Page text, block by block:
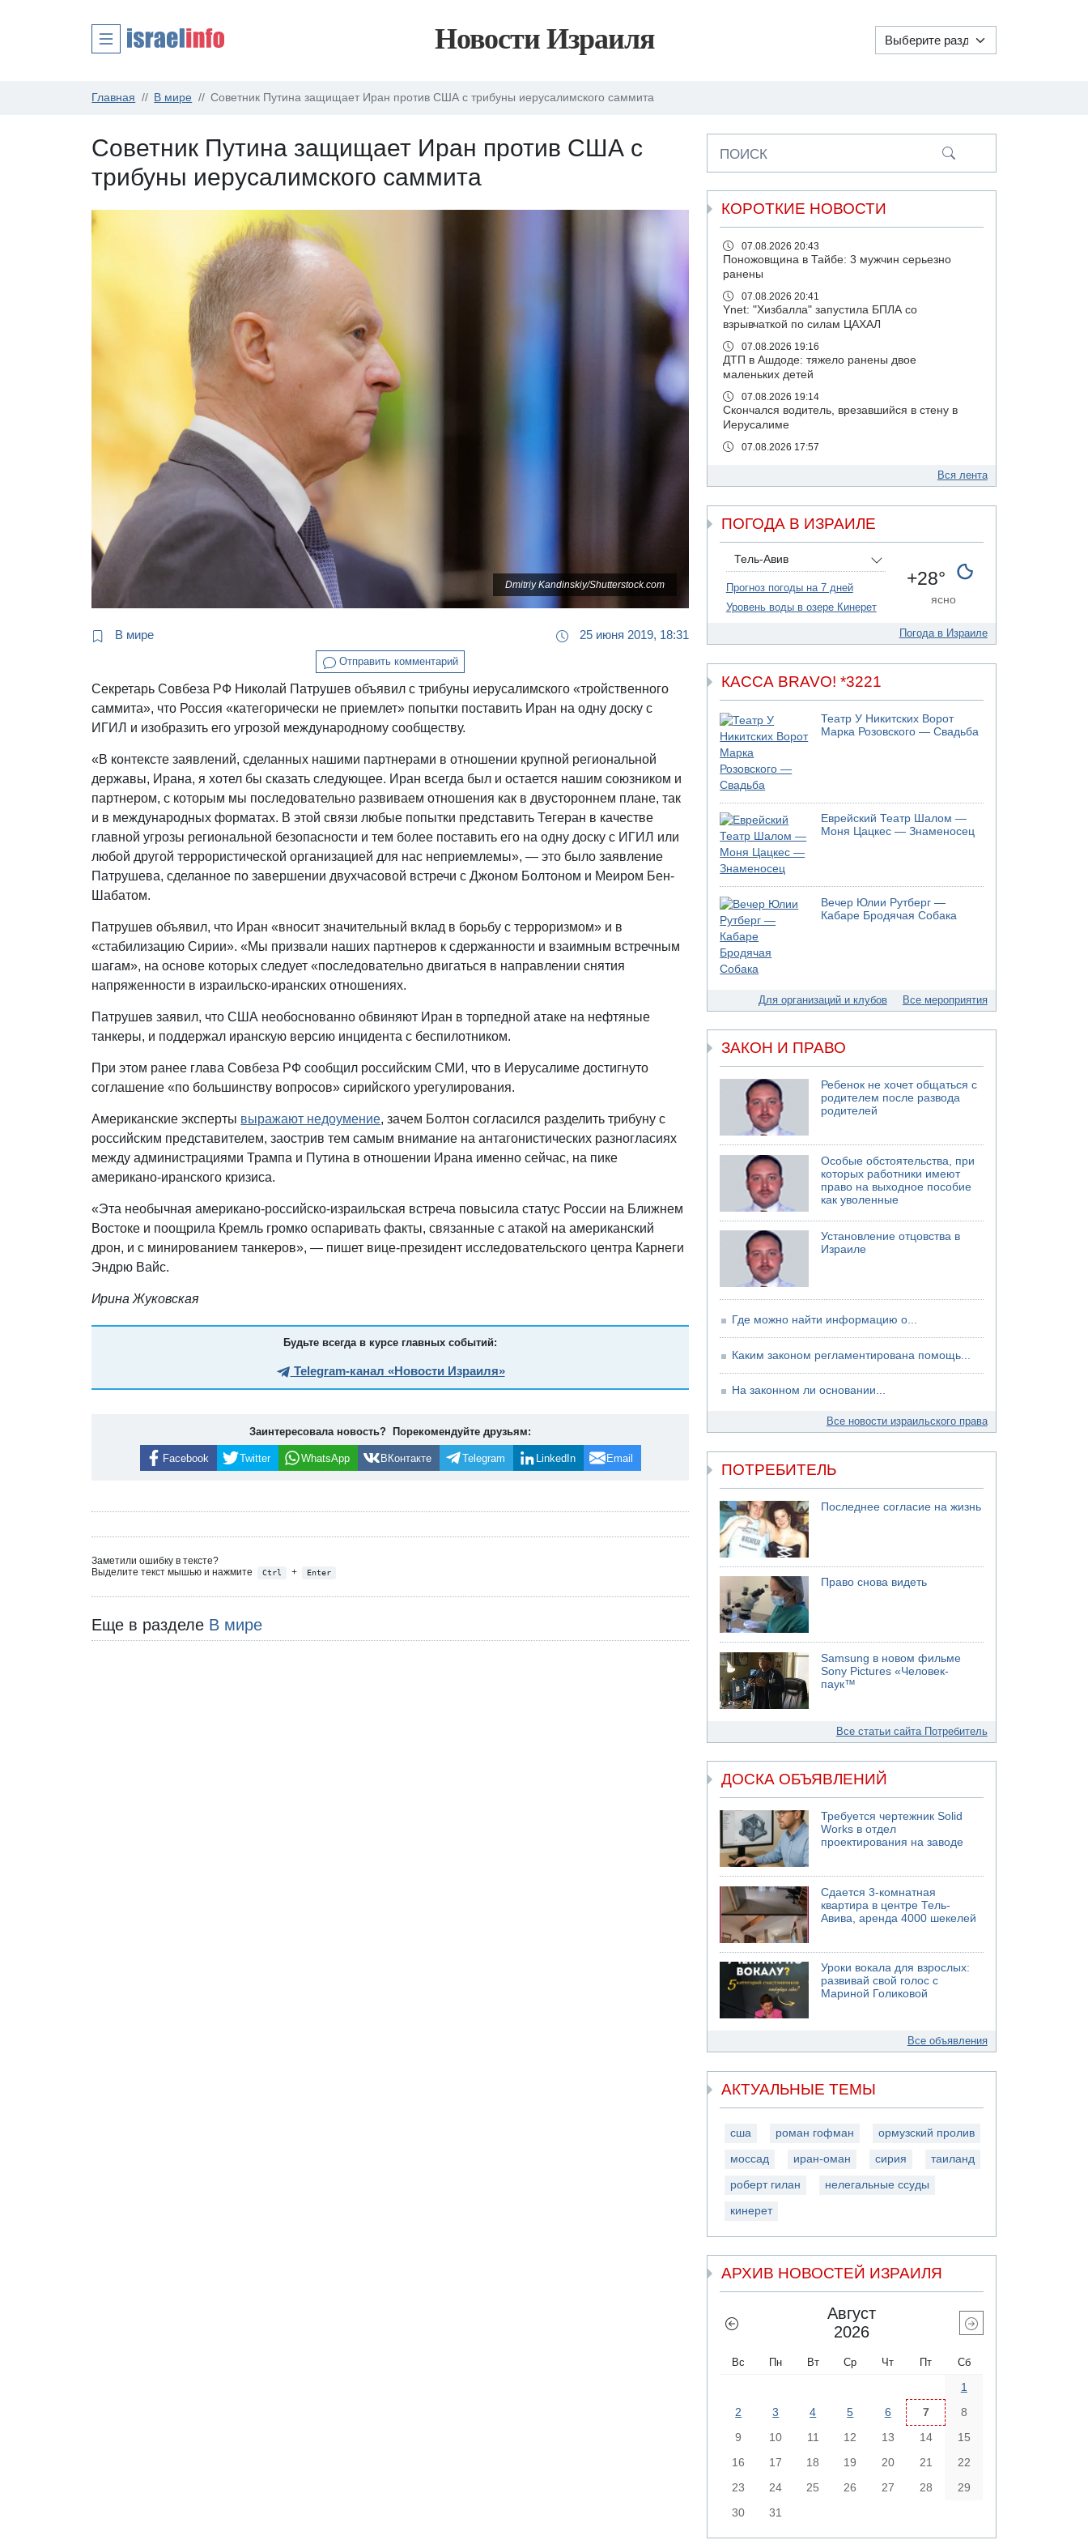
Новости Израиля
Главная В мире Советник Путина защищает Иран против США с трибуны иерусалимского саммита
Советник Путина защищает Иран против США с
трибуны иерусалимского саммита
Dmitriy Kandinskiy/Shutterstock.com
В мире 25 июня 2019, 18:31
Отправить комментарий
Секретарь Совбеза РФ Николай Патрушев объявил с трибуны иерусалимского «тройственного
саммита», что Россия «категорически не приемлет» попытки поставить Иран на одну доску с
ИГИЛ и изобразить его угрозой международному сообществу.
«В контексте заявлений, сделанных нашими партнерами в отношении крупной региональной
державы, Ирана, я хотел бы сказать следующее. Иран всегда был и остается нашим союзником и
партнером, с которым мы последовательно развиваем отношения как в двустороннем плане, так
и в международных форматах. В этой связи любые попытки представить Тегеран в качестве
главной угрозы региональной безопасности и тем более поставить его на одну доску с ИГИЛ или
любой другой террористической организацией для нас неприемлемы», — это было заявление
Патрушева, сделанное по завершении двухчасовой встречи с Джоном Болтоном и Меиром Бен-
Шабатом.
Патрушев объявил, что Иран «вносит значительный вклад в борьбу с терроризмом» и в
«стабилизацию Сирии». «Мы призвали наших партнеров к сдержанности и взаимным встречным
шагам», на основе которых следует «последовательно двигаться в направлении снятия
напряженности в израильско-иранских отношениях.
Патрушев заявил, что США необоснованно обвиняют Иран в торпедной атаке на нефтяные
танкеры, и поддержал иранскую версию инцидента с беспилотником.
При этом ранее глава Совбеза РФ сообщил российским СМИ, что в Иерусалиме достигнуто
соглашение «по большинству вопросов» сирийского урегулирования.
Американские эксперты выражают недоумение, зачем Болтон согласился разделить трибуну с
российским представителем, заострив тем самым внимание на антагонистических разногласиях
между администрациями Трампа и Путина в отношении Ирана именно сейчас, на пике
американо-иранского кризиса.
«Эта необычная американо-российско-израильская встреча повысила статус России на Ближнем
Востоке и поощрила Кремль громко оспаривать факты, связанные с атакой на американский
дрон, и с минированием танкеров», — пишет вице-президент исследовательского центра Карнеги
Эндрю Вайс.
Ирина Жуковская
Будьте всегда в курсе главных событий:
Telegram-канал «Новости Израиля»
Заинтересовала новость? Порекомендуйте друзьям:
Facebook Twitter WhatsApp ВКонтакте Telegram LinkedIn Email
Заметили ошибку в тексте?
Выделите текст мышью и нажмите
Ctrl + Enter
Еще в разделе В мире
ПОИСК
КОРОТКИЕ НОВОСТИ
07.08.2026 20:43
Поножовщина в Тайбе: 3 мужчин серьезно
ранены
07.08.2026 20:41
Ynet: "Хизбалла" запустила БПЛА со
взрывчаткой по силам ЦАХАЛ
07.08.2026 19:16
ДТП в Ашдоде: тяжело ранены двое
маленьких детей
07.08.2026 19:14
Скончался водитель, врезавшийся в стену в
Иерусалиме
07.08.2026 17:57
подозреваемого в коррупционных
отношениях с Йоавом Элиаси
07.08.2026 17:51
БАГАЦ отказался заморозить лишение
налоговых льгот для уклонистов-харедим
07.08.2026 17:48
В Иерусалиме водитель врезался в забор и
07.08.2026 13:47
Ливанская армия сообщила о ранении
солдата
Моджтаба Хаменеи в плохом состоянии
07.08.2026 11:55
Министр обороны ушел с заседания кабинета
на свадьбу
Саудовская Аравия опасается нападения
хуситов и иракских ополченцев
07.08.2026 08:29
В Бат-Яме утонул мужчина
07.08.2026 08:29
Стрельба в школе Таиланда
07.08.2026 06:47
Недалеко от Бейт-Шемеша погиб
велосипедист
07.08.2026 06:24
хуситов
И еще иранские агенты
06.08.2026 13:13
Арестованы двое подозреваемых в стрельбе
по электрической компании
06.08.2026 13:07
Возле Кирьят-Арбы пожар на местности
06.08.2026 12:06
США не будут давить на Израиль в вопросе
Ливана
06.08.2026 11:41
Трое подростков ограбили сексшоп в Холоне
Вся лента
ПОГОДА В ИЗРАИЛЕ
Тель-Авив
Прогноз погоды на 7 дней
Уровень воды в озере Кинерет
+28°
ясно
Погода в Израиле
КАССА BRAVO! *3221
Театр У Никитских Ворот
Марка Розовского — Свадьба
Еврейский Театр Шалом —
Моня Цацкес — Знаменосец
Вечер Юлии Рутберг —
Кабаре Бродячая Собака
Для организаций и клубов Все мероприятия
ЗАКОН И ПРАВО
Ребенок не хочет общаться с
родителем после развода
родителей
Особые обстоятельства, при
которых работники имеют
право на выходное пособие
как уволенные
Установление отцовства в
Израиле
Где можно найти информацию о...
Каким законом регламентирована помощь...
На законном ли основании...
Все новости израильского права
ПОТРЕБИТЕЛЬ
Последнее согласие на жизнь
Право снова видеть
Samsung в новом фильме
Sony Pictures «Человек-
паук™
Все статьи сайта Потребитель
ДОСКА ОБЪЯВЛЕНИЙ
Требуется чертежник Solid
Works в отдел
проектирования на заводе
Сдается 3-комнатная
квартира в центре Тель-
Авива, аренда 4000 шекелей
Уроки вокала для взрослых:
развивай свой голос с
Мариной Голиковой
Все объявления
АКТУАЛЬНЫЕ ТЕМЫ
сша роман гофман ормузский пролив
моссад иран-оман сирия таиланд
роберт гилан нелегальные ссуды
кинерет
АРХИВ НОВОСТЕЙ ИЗРАИЛЯ
Август
2026
Вс Пн Вт Ср Чт Пт Сб
1
2
3 4 5 6 7
8
9
10 11 12 13 14
15
16
17 18 19 20 21
22
23
24 25 26 27 28
29
30
31